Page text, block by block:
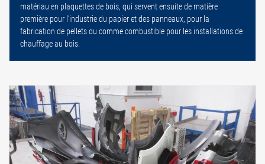
matériau en plaquettes de bois, qui servent ensuite de matière
première pour l’industrie du papier et des panneaux, pour la
fabrication de pellets ou comme combustible pour les installations de
chauffage au bois.